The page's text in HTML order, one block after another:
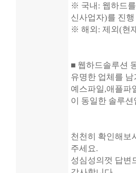
※ 국내: 웹하드
신사업자)를 진
※ 해외: 제외(현
■ 웹하드솔루션
유명한 업체를
예스파일,애플파
이 동일한 솔루션
천천히 확인해보
주세요.
성심성의껏 답변